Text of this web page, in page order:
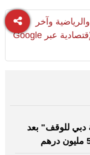
وآخر
المستجدات السياسية والإقتصادية عبر Google
للوقف" بعد